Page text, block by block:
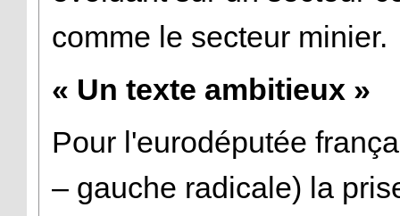
comme le secteur minier.
« Un texte ambitieux »
Pour l'eurodéputée
– gauche radicale) la